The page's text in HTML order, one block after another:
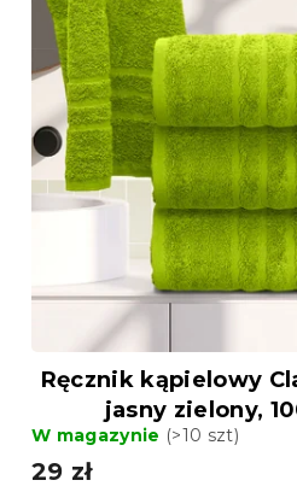
Ręcznik kąpielowy
jasny zielony,
W magazynie (>10 szt)
29 zł